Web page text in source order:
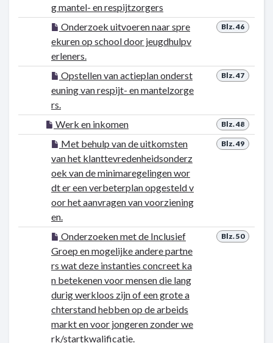
g mantel- en respijtzorgers
Blz. 46
Onderzoek uitvoeren naar spre
ekuren op school door jeugdhulpv
erleners.
Blz. 47
Opstellen van actieplan onderst
euning van respijt- en mantelzorge
rs.
Blz. 48
Werk en inkomen
Blz. 49
Met behulp van de uitkomsten
van het klanttevredenheidsonderz
oek van de minimaregelingen wor
dt er een verbeterplan opgesteld v
oor het aanvragen van voorziening
en.
Blz. 50
Onderzoeken met de Inclusief
Groep en mogelijke andere partne
rs wat deze instanties concreet ka
n betekenen voor mensen die lang
durig werkloos zijn of een grote a
chterstand hebben op de arbeids
markt en voor jongeren zonder we
rk/startkwalificatie.